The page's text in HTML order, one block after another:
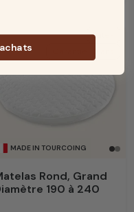
MADE IN TOURCOING
Latex
Rond, Grand
190 à 240